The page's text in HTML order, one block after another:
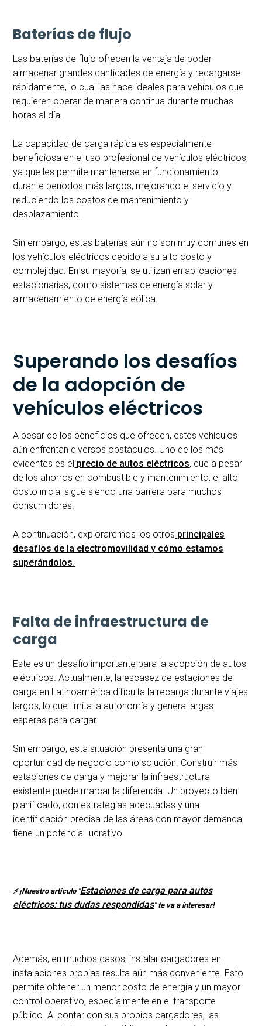
Baterías de flujo
Las baterías de flujo ofrecen la ventaja de poder
almacenar grandes cantidades de energía y recargarse
rápidamente, lo cual las hace ideales para vehículos que
requieren operar de manera continua durante muchas
horas al día.
La capacidad de carga rápida es especialmente
beneficiosa en el uso profesional de vehículos eléctricos,
ya que les permite mantenerse en funcionamiento
durante períodos más largos, mejorando el servicio y
reduciendo los costos de mantenimiento y
desplazamiento.
Sin embargo, estas baterías aún no son muy comunes en
los vehículos eléctricos debido a su alto costo y
complejidad. En su mayoría, se utilizan en aplicaciones
estacionarias, como sistemas de energía solar y
almacenamiento de energía eólica.
Superando los desafíos
de la adopción de
vehículos eléctricos
A pesar de los beneficios que ofrecen, estes vehículos
aún enfrentan diversos obstáculos. Uno de los más
evidentes es el precio de autos eléctricos, que a pesar
de los ahorros en combustible y mantenimiento, el alto
costo inicial sigue siendo una barrera para muchos
consumidores.
A continuación, exploraremos los otros principales
desafíos de la electromovilidad y cómo estamos
superándolos.
Falta de infraestructura de
carga
Este es un desafío importante para la adopción de autos
eléctricos. Actualmente, la escasez de estaciones de
carga en Latinoamérica dificulta la recarga durante viajes
largos, lo que limita la autonomía y genera largas
esperas para cargar.
Sin embargo, esta situación presenta una gran
oportunidad de negocio como solución. Construir más
estaciones de carga y mejorar la infraestructura
existente puede marcar la diferencia. Un proyecto bien
planificado, con estrategias adecuadas y una
identificación precisa de las áreas con mayor demanda,
tiene un potencial lucrativo.
⚡ ¡Nuestro artículo "Estaciones de carga para autos
eléctricos: tus dudas respondidas" te va a interesar!
Además, en muchos casos, instalar cargadores en
instalaciones propias resulta aún más conveniente. Esto
permite obtener un menor costo de energía y un mayor
control operativo, especialmente en el transporte
público. Al contar con sus propios cargadores, las